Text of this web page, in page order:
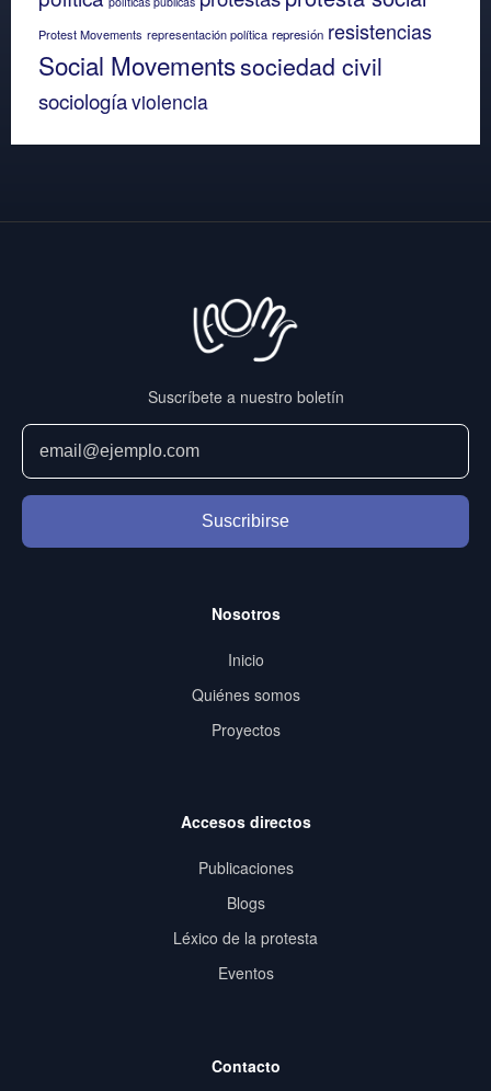
Protest Movements representación política represión resistencias
Social Movementssociedad civil
sociologíaviolencia
Suscríbete a nuestro boletín
Suscribirse
Nosotros
Inicio
Quiénes somos
Proyectos
Accesos directos
Publicaciones
Blogs
Léxico de la protesta
Eventos
Contacto